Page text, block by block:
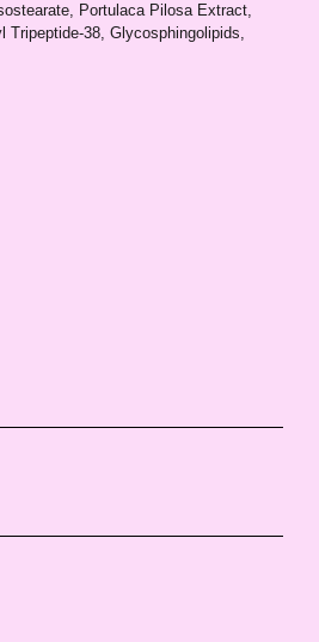
Portulaca Pilosa Extract,
Tripeptide-38, Glycosphingolipids,